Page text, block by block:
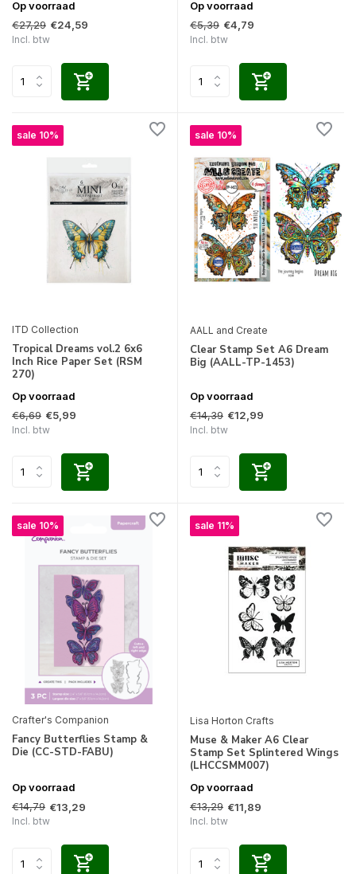
Op voorraad
€27,29 €24,59
Incl. btw
Op voorraad
€5,39 €4,79
Incl. btw
sale 10%
ITD Collection
Tropical Dreams vol.2 6x6
Inch Rice Paper Set (RSM
270)
Op voorraad
€6,69 €5,99
Incl. btw
sale 10%
AALL and Create
Clear Stamp Set A6 Dream
Big (AALL-TP-1453)
Op voorraad
€14,39 €12,99
Incl. btw
sale 10%
Crafter's Companion
Fancy Butterflies Stamp &
Die (CC-STD-FABU)
Op voorraad
€14,79 €13,29
Incl. btw
sale 11%
Lisa Horton Crafts
Muse & Maker A6 Clear
Stamp Set Splintered Wings
(LHCCSMM007)
Op voorraad
€13,29 €11,89
Incl. btw